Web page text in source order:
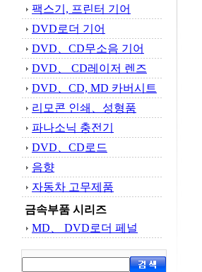
팩스기, 프린터 기어
DVD로더 기어
DVD、CD무소음 기어
DVD、 CD레이저 렌즈
DVD、CD, MD 카버시트
리모콘 인쇄、성형품
파나소닉 충전기
DVD、CD로드
음향
자동차 고무제품
금속부품 시리즈
MD、 DVD로더 페널